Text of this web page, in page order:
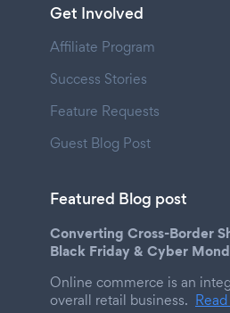
Get Involved
Affiliate Program
Success Stories
Feature Requests
Guest Blog Post
Featured Blog post
Converting Cross-Border
Black Friday & Cyber
Online commerce is an
overall retail business.